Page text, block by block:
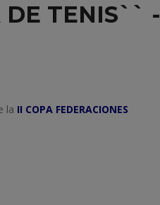
DE TENIS`` -
la II COPA FEDERACIONES